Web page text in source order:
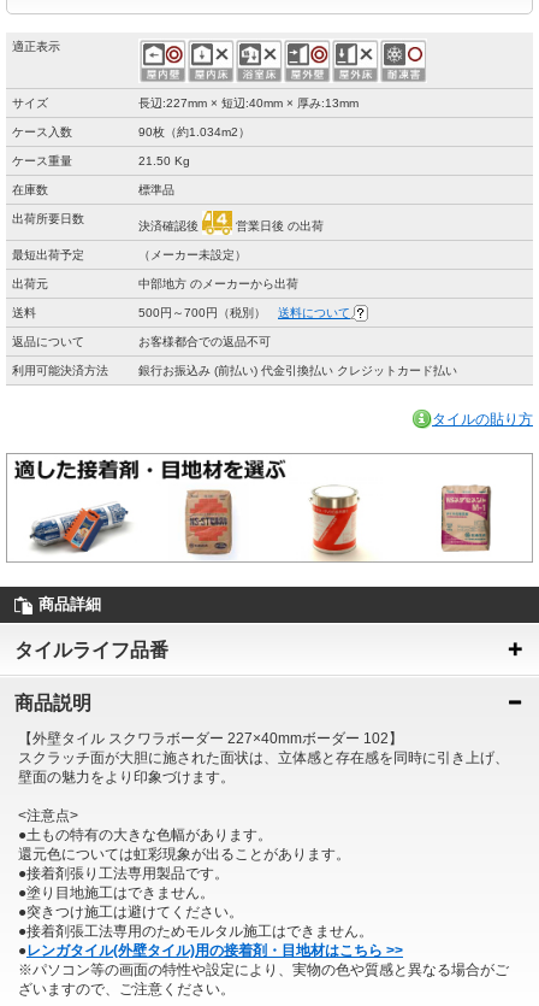
適正表示
サイズ 長辺:227mm × 短辺:40mm × 厚み:13mm
ケース入数 90枚（約1.034m2）
ケース重量 21.50 Kg
在庫数 標準品
出荷所要日数
決済確認後 営業日後 の出荷
最短出荷予定 （メーカー未設定）
出荷元 中部地方 のメーカーから出荷
送料 500円～700円（税別） 送料について
返品について お客様都合での返品不可
利用可能決済方法 銀行お振込み (前払い) 代金引換払い クレジットカード払い
タイルの貼り方
商品詳細
タイルライフ品番
商品説明
【外壁タイル スクワラボーダー 227×40mmボーダー 102】
スクラッチ面が大胆に施された面状は、立体感と存在感を同時に引き上げ、
壁面の魅力をより印象づけます。
<注意点>
●土もの特有の大きな色幅があります。
還元色については虹彩現象が出ることがあります。
●接着剤張り工法専用製品です。
●塗り目地施工はできません。
●突きつけ施工は避けてください。
●接着剤張工法専用のためモルタル施工はできません。
●レンガタイル(外壁タイル)用の接着剤・目地材はこちら >>
※パソコン等の画面の特性や設定により、実物の色や質感と異なる場合がご
ざいますので、ご注意ください。